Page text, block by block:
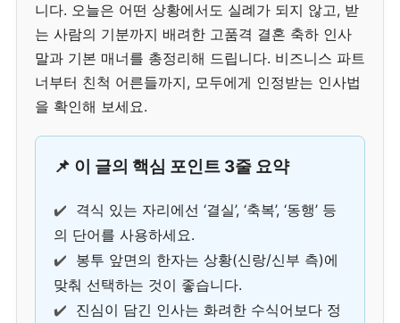
니다. 오늘은 어떤 상황에서도 실례가 되지 않고, 받
는 사람의 기분까지 배려한 고품격 결혼 축하 인사
말과 기본 매너를 총정리해 드립니다. 비즈니스 파트
너부터 친척 어른들까지, 모두에게 인정받는 인사법
을 확인해 보세요.
📌 이 글의 핵심 포인트 3줄 요약
✔️ 격식 있는 자리에선 ‘결실’, ‘축복’, ‘동행’ 등
의 단어를 사용하세요.
✔️ 봉투 앞면의 한자는 상황(신랑/신부 측)에
맞춰 선택하는 것이 좋습니다.
✔️ 진심이 담긴 인사는 화려한 수식어보다 정